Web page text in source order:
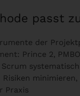
passt
der
Prince 2,
Risiken
Praxis